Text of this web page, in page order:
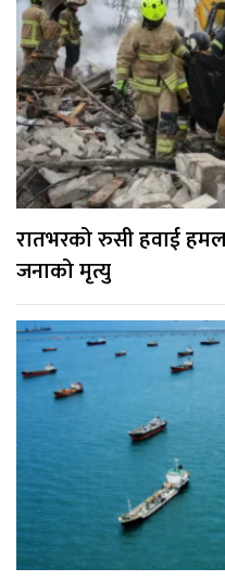
रातभरको रुसी हवाई
जनाको मृत्यु